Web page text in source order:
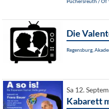
Die
Regensburg,
Sa 12.
Kabarett